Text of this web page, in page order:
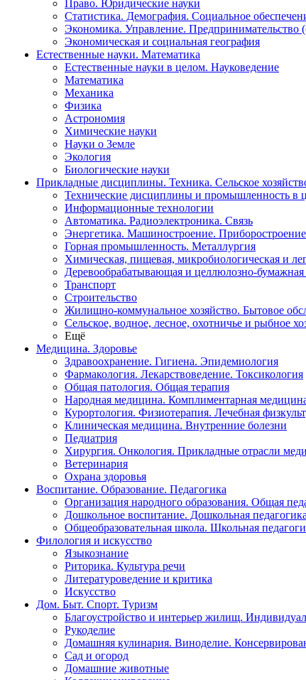
Право. Юридические науки
Статистика. Демография. Социальное
Экономика. Управление. Предпринимательство
Экономическая и социальная география
Естественные науки. Математика
Естественные науки в целом. Науковедение
Математика
Механика
Физика
Астрономия
Химические науки
Науки о Земле
Экология
Биологические науки
Прикладные дисциплины. Техника. Сельское
Технические дисциплины и промышленность в
Информационные технологии
Автоматика. Радиоэлектроника. Связь
Энергетика. Машиностроение. Приборостроение
Горная промышленность. Металлургия
Химическая, пищевая, микробиологическая и
Деревообрабатывающая и целлюлозно-
Транспорт
Строительство
Жилищно-коммунальное хозяйство. Бытовое
Сельское, водное, лесное, охотничье и рыбное
Ещё
Медицина. Здоровье
Здравоохранение. Гигиена. Эпидемиология
Фармакология. Лекарствоведение. Токсикология
Общая патология. Общая терапия
Народная медицина. Комплиментарная
Курортология. Физиотерапия. Лечебная
Клиническая медицина. Внутренние болезни
Педиатрия
Хирургия. Онкология. Прикладные отрасли
Ветеринария
Охрана здоровья
Воспитание. Образование. Педагогика
Организация народного образования. Общая
Дошкольное воспитание. Дошкольная педагогика
Общеобразовательная школа. Школьная
Филология и искусство
Языкознание
Риторика. Культура речи
Литературоведение и критика
Искусство
Дом. Быт. Спорт. Туризм
Благоустройство и интерьер жилищ.
Рукоделие
Домашняя кулинария. Виноделие.
Сад и огород
Домашние животные